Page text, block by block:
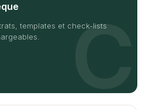
templates et check-lists
C